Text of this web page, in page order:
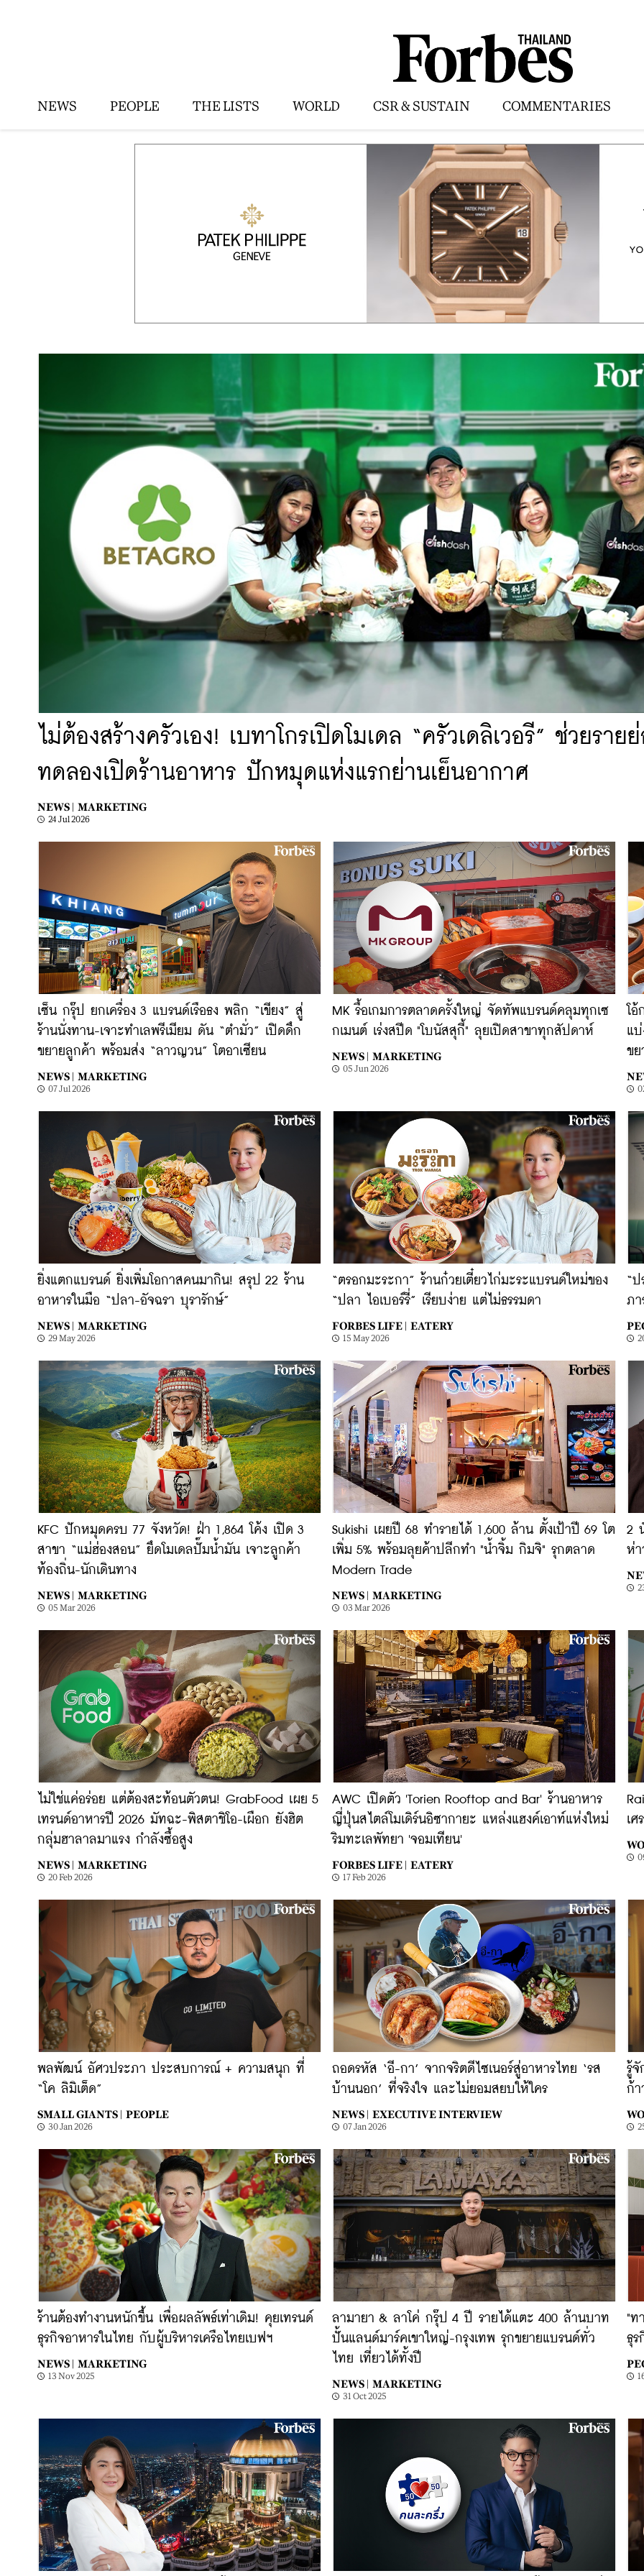
NEWS PEOPLE THE LISTS WORLD CSR & SUSTAIN COMMENTARIES
ไม่ต้องสร้างครัวเอง! เบทาโกรเปิดโมเดล “ครัวเดลิเวอรี” ช่วยราย
ทดลองเปิดร้านอาหาร ปักหมุดแห่งแรกย่านเย็นอากาศ
NEWS | MARKETING
24 Jul 2026
เซ็น กรุ๊ป ยกเครื่อง 3 แบรนด์เรือธง พลิก “เขียง” สู่
ร้านนั่งทาน-เจาะทำเลพรีเมียม ดัน “ตำมั่ว” เปิดดึก
ขยายลูกค้า พร้อมส่ง “ลาวญวน” โตอาเซียน
NEWS | MARKETING
07 Jul 2026
MK รื้อเกมการตลาดครั้งใหญ่ จัดทัพแบรนด์คลุมทุกเซ
กเมนต์ เร่งสปีด "โบนัสสุกี้" ลุยเปิดสาขาทุกสัปดาห์
NEWS | MARKETING
05 Jun 2026
โ
แ
ขย
ยิ่งแตกแบรนด์ ยิ่งเพิ่มโอกาสคนมากิน! สรุป 22 ร้าน
อาหารในมือ “ปลา-อัจฉรา บุรารักษ์”
NEWS | MARKETING
29 May 2026
“ตรอกมะระกา” ร้านก๋วยเตี๋ยวไก่มะระแบรนด์ใหม่ของ
“ปลา ไอเบอร์รี่” เรียบง่าย แต่ไม่ธรรมดา
FORBES LIFE | EATERY
15 May 2026
“ป
ภา
KFC ปักหมุดครบ 77 จังหวัด! ฝ่า 1,864 โค้ง เปิด 3
สาขา “แม่ฮ่องสอน” ยึดโมเดลปั๊มน้ำมัน เจาะลูกค้า
ท้องถิ่น-นักเดินทาง
NEWS | MARKETING
05 Mar 2026
Sukishi เผยปี 68 ทำรายได้ 1,600 ล้าน ตั้งเป้าปี 69 โต
เพิ่ม 5% พร้อมลุยค้าปลีกทำ "น้ำจิ้ม กิมจิ" รุกตลาด
Modern Trade
NEWS | MARKETING
03 Mar 2026
2
ห่า
ไม่ใช่แค่อร่อย แต่ต้องสะท้อนตัวตน! GrabFood เผย 5
เทรนด์อาหารปี 2026 มัทฉะ-พิสตาชิโอ-เผือก ยังฮิต
กลุ่มฮาลาลมาแรง กำลังซื้อสูง
NEWS | MARKETING
20 Feb 2026
AWC เปิดตัว 'Torien Rooftop and Bar' ร้านอาหาร
ญี่ปุ่นสไตล์โมเดิร์นอิซากายะ แหล่งแฮงค์เอาท์แห่งใหม่
ริมทะเลพัทยา 'จอมเทียน'
FORBES LIFE | EATERY
17 Feb 2026
เศ
พลพัฒน์ อัศวประภา ประสบการณ์ + ความสนุก ที่
“โค ลิมิเต็ด”
SMALL GIANTS | PEOPLE
30 Jan 2026
ถอดรหัส ‘อี-กา’ จากจริตดีไซเนอร์สู่อาหารไทย ‘รส
บ้านนอก’ ที่จริงใจ และไม่ยอมสยบให้ใคร
NEWS | EXECUTIVE INTERVIEW
07 Jan 2026
รู้จั
ก้า
ร้านต้องทำงานหนักขึ้น เพื่อผลลัพธ์เท่าเดิม! คุยเทรนด์
ธุรกิจอาหารในไทย กับผู้บริหารเครือไทยเบฟฯ
NEWS | MARKETING
13 Nov 2025
ลามายา & ลาโค่ กรุ๊ป 4 ปี รายได้แตะ 400 ล้านบาท
ปั้นแลนด์มาร์คเขาใหญ่-กรุงเทพ รุกขยายแบรนด์ทั่ว
ไทย เที่ยวได้ทั้งปี
NEWS | MARKETING
31 Oct 2025
"ท
ธุร